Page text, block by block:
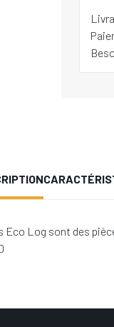
Log sont des